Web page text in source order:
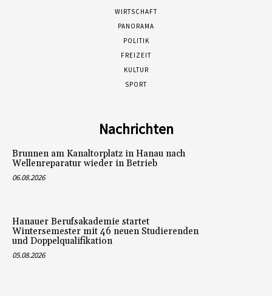
WIRTSCHAFT
PANORAMA
POLITIK
FREIZEIT
KULTUR
SPORT
Nachrichten
Brunnen am Kanaltorplatz in Hanau nach
Wellenreparatur wieder in Betrieb
06.08.2026
Hanauer Berufsakademie startet
Wintersemester mit 46 neuen Studierenden
und Doppelqualifikation
05.08.2026